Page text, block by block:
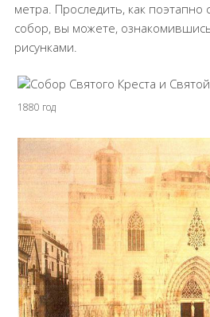
метра. Проследить, как поэтапно
собор, вы можете,
рисунками.
1880 год